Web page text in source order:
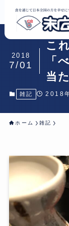
こ
「
当
2018
7/01
雑記 2018
ホーム 雑記